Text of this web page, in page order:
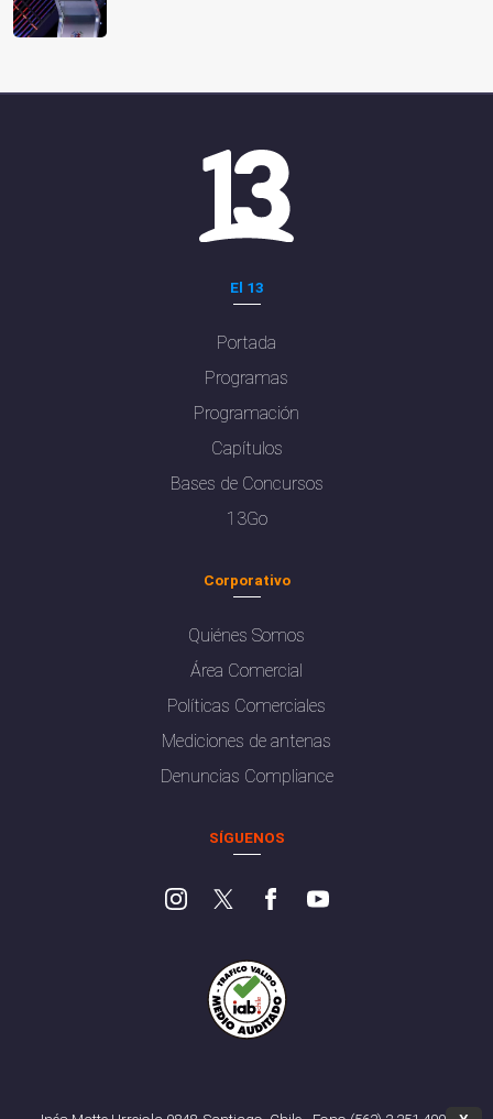
El 13
Portada
Programas
Programación
Capítulos
Bases de Concursos
13Go
Corporativo
Quiénes Somos
Área Comercial
Políticas Comerciales
Mediciones de antenas
Denuncias Compliance
SÍGUENOS